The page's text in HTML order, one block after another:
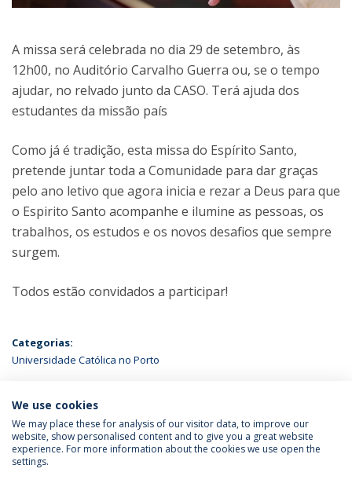
A missa será celebrada no dia 29 de setembro, às
12h00, no Auditório Carvalho Guerra ou, se o tempo
ajudar, no relvado junto da CASO. Terá ajuda dos
estudantes da missão país
Como já é tradição, esta missa do Espírito Santo,
pretende juntar toda a Comunidade para dar graças
pelo ano letivo que agora inicia e rezar a Deus para que
o Espirito Santo acompanhe e ilumine as pessoas, os
trabalhos, os estudos e os novos desafios que sempre
surgem.
Todos estão convidados a participar!
Categorias:
Universidade Católica no Porto
ÚLTIMAS NOTÍCIAS
Política de Privacidade
Termos & Condições
We use cookies
We may place these for analysis of our visitor data, to improve our
website, show personalised content and to give you a great website
experience. For more information about the cookies we use open the
settings.